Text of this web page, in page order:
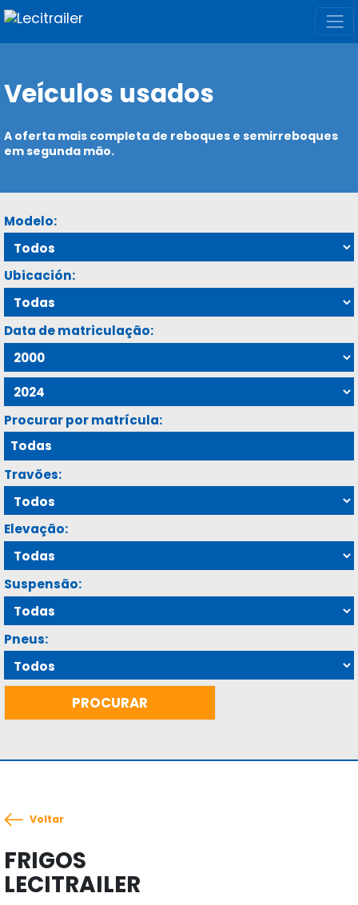
Veículos usados
A oferta mais completa de reboques e semirreboques
em segunda mão.
Modelo:
Ubicación:
Data de matriculação:
Procurar por matrícula:
Travões:
Elevação:
Suspensão:
Pneus:
Voltar
FRIGOS
LECITRAILER